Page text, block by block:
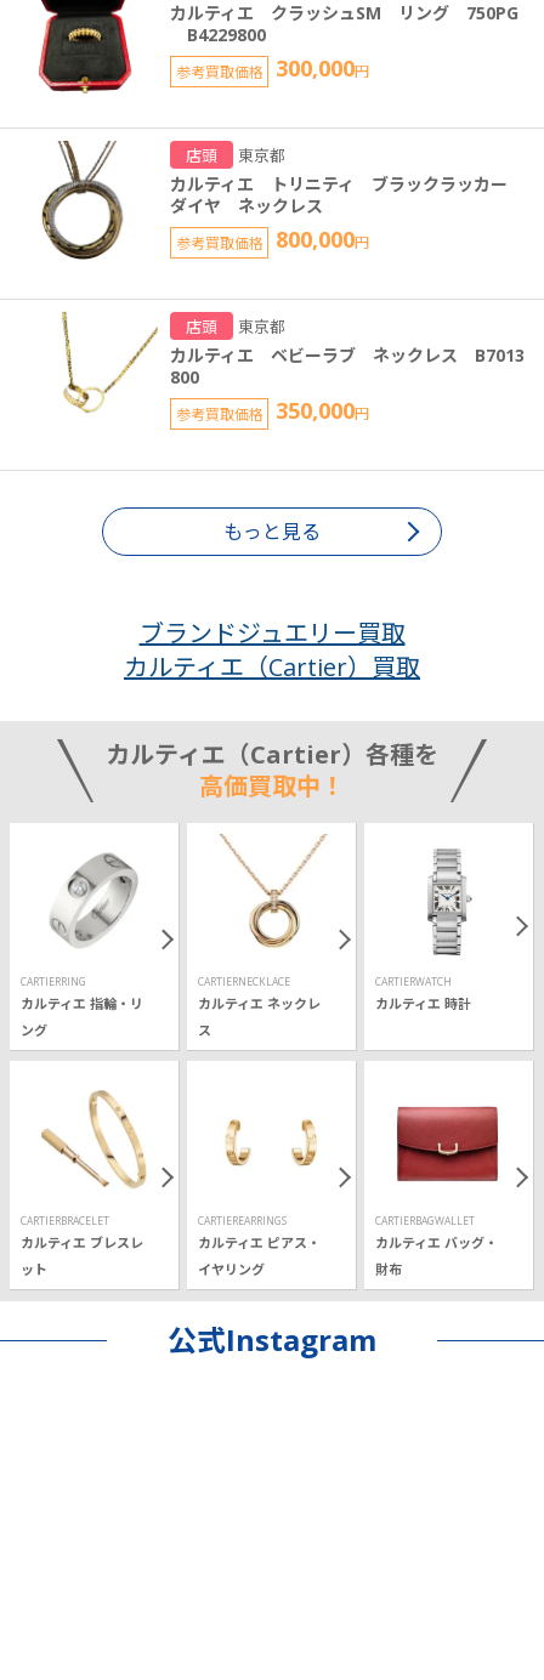
カルティエ クラッシュSM リング 750PG
B4229800
参考買取価格 300,000円
店頭 東京都
カルティエ トリニティ ブラックラッカー
ダイヤ ネックレス
参考買取価格 800,000円
店頭 東京都
カルティエ ベビーラブ ネックレス B7013
800
参考買取価格 350,000円
もっと見る
ブランドジュエリー買取
カルティエ（Cartier）買取
カルティエ（Cartier）各種を
高価買取中！
CARTIERRING
カルティエ 指輪・リ
ング
CARTIERNECKLACE
カルティエ ネックレ
ス
CARTIERWATCH
カルティエ 時計
CARTIERBRACELET
カルティエ ブレスレ
ット
CARTIEREARRINGS
カルティエ ピアス・
イヤリング
CARTIERBAGWALLET
カルティエ バッグ・
財布
公式Instagram